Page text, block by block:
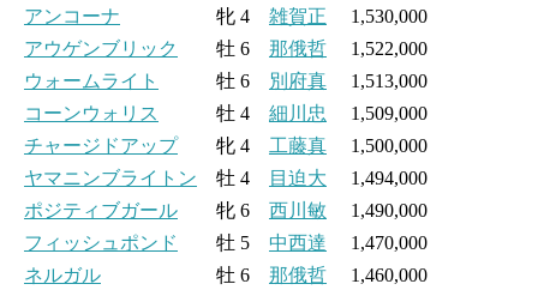
アンコーナ 牝 4 雑賀正 1,530,000
アウゲンブリック
牡 6 那俄哲 1,522,000
ウォームライト
牡 6 別府真 1,513,000
コーンウォリス
牡 4 細川忠
1,509,000
チャージドアップ牝 4 工藤真 1,500,000
ヤマニンブライトン 牡 4 目迫大 1,494,000
ポジティブガール 牝 6 西川敏 1,490,000
フィッシュポンド
牡 5 中西達 1,470,000
ネルガル 牡 6 那俄哲 1,460,000